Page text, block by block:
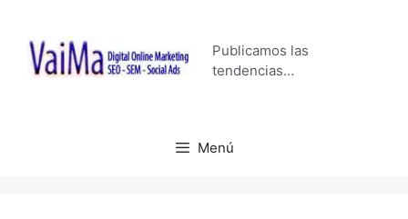
contenido
Publicamos las
tendencias…
Menú